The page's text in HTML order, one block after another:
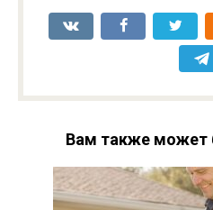
Вам также может